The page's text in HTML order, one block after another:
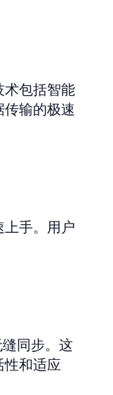
包括智能
输的极速
手。用户
同步。这
性和适应